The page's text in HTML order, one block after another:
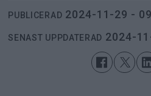
PUBLICERAD 2024-11-29 -
SENAST UPPDATERAD 2024-